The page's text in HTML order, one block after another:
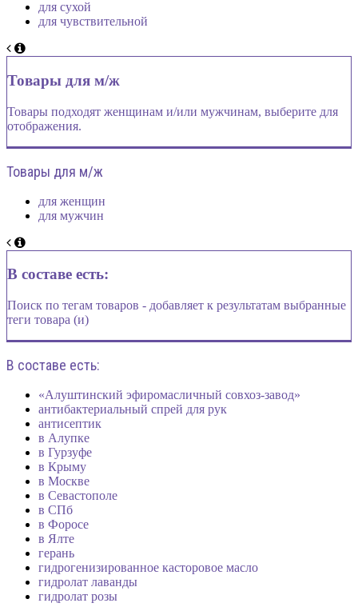
для сухой
для чувствительной
Товары для м/ж
Товары подходят женщинам и/или мужчинам, выберите для
отображения.
Товары для м/ж
для женщин
для мужчин
В составе есть:
Поиск по тегам товаров - добавляет к результатам выбранные
теги товара (и)
В составе есть:
«Алуштинский эфиромасличный совхоз-завод»
антибактериальный спрей для рук
антисептик
в Алупке
в Гурзуфе
в Крыму
в Москве
в Севастополе
в СПб
в Форосе
в Ялте
герань
гидрогенизированное касторовое масло
гидролат лаванды
гидролат розы